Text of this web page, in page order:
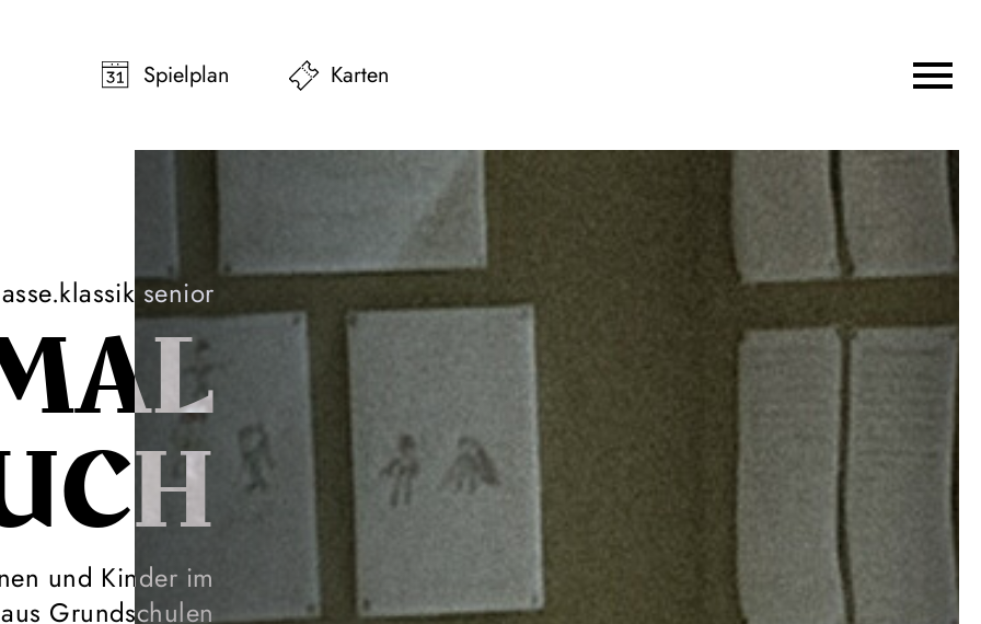
Spielplan
Karten
senior
und Kinder im
Grundschulen